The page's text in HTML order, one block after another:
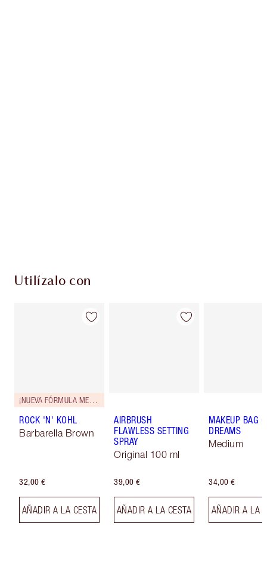
Utilízalo con
¡NUEVA FÓRMULA MEJORADA!
ROCK 'N' KOHL
Barbarella Brown
32,00 €
AÑADIR A LA CESTA
AIRBRUSH
FLAWLESS SETTING
SPRAY
Original 100 ml
39,00 €
AÑADIR A LA CESTA
MAKEUP BAG
DREAMS
Medium
34,00 €
AÑADIR A LA